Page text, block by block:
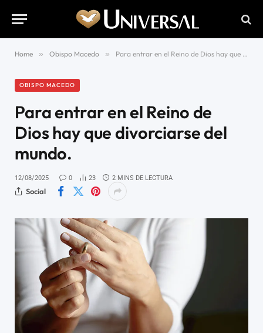
Home » Obispo Macedo » Para entrar en el Reino de Dios hay que divorciarse del mundo.
OBISPO MACEDO
Para entrar en el Reino de
Dios hay que divorciarse del
mundo.
12/08/2025 0 23 2 MINS DE LECTURA
Social